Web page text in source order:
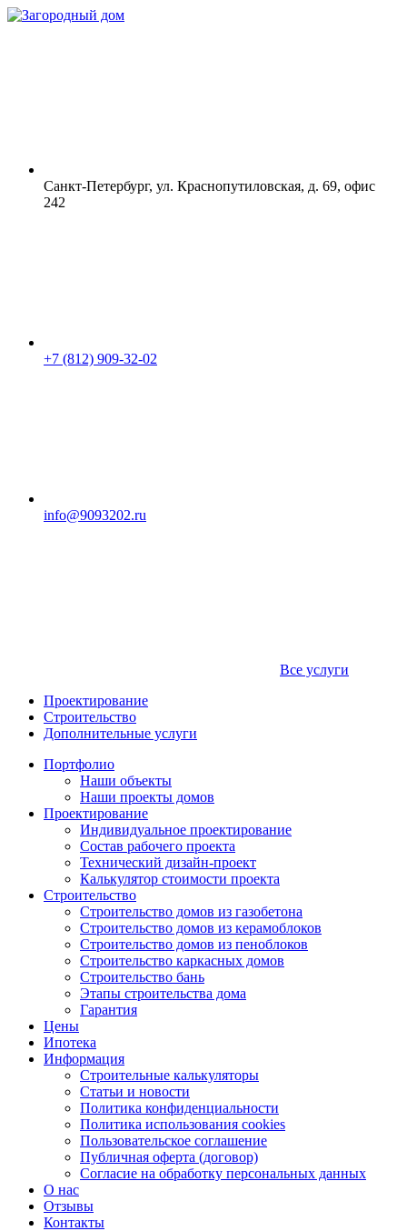
Санкт-Петербург, ул. Краснопутиловская, д. 69, офис
242
+7 (812) 909-32-02
info@9093202.ru
Все услуги
Проектирование
Строительство
Дополнительные услуги
Портфолио
Наши объекты
Наши проекты домов
Проектирование
Индивидуальное проектирование
Состав рабочего проекта
Технический дизайн-проект
Калькулятор стоимости проекта
Строительство
Строительство домов из газобетона
Строительство домов из керамоблоков
Строительство домов из пеноблоков
Строительство каркасных домов
Строительство бань
Этапы строительства дома
Гарантия
Цены
Ипотека
Информация
Строительные калькуляторы
Статьи и новости
Политика конфиденциальности
Политика использования cookies
Пользовательское соглашение
Публичная оферта (договор)
Согласие на обработку персональных данных
О нас
Отзывы
Контакты